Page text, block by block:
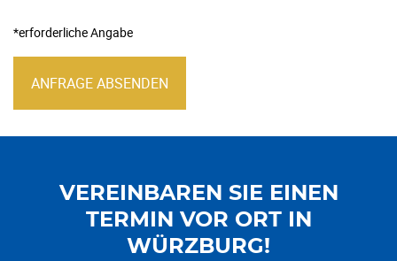
*erforderliche Angabe
ANFRAGE ABSENDEN
VEREINBAREN SIE EINEN
TERMIN VOR ORT IN
WÜRZBURG!